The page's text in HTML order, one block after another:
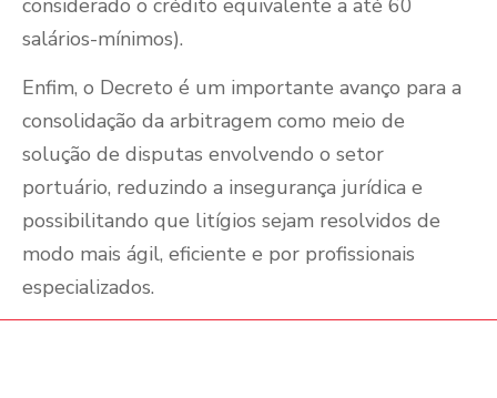
salários-mínimos).
Enfim, o Decreto é um importante avanço para a
consolidação da arbitragem como meio de
solução de disputas envolvendo o setor
portuário, reduzindo a insegurança jurídica e
possibilitando que litígios sejam resolvidos de
modo mais ágil, eficiente e por profissionais
especializados.